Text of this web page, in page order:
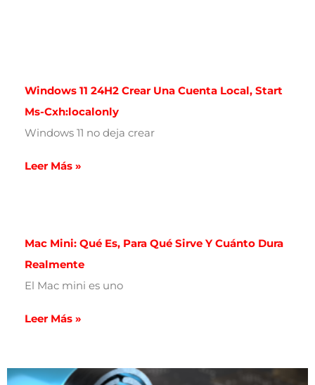
Windows 11 24H2 Crear Una Cuenta Local, Start
Ms-Cxh:localonly
Windows 11 no deja crear
Leer Más »
Mac Mini: Qué Es, Para Qué Sirve Y Cuánto Dura
Realmente
El Mac mini es uno
Leer Más »